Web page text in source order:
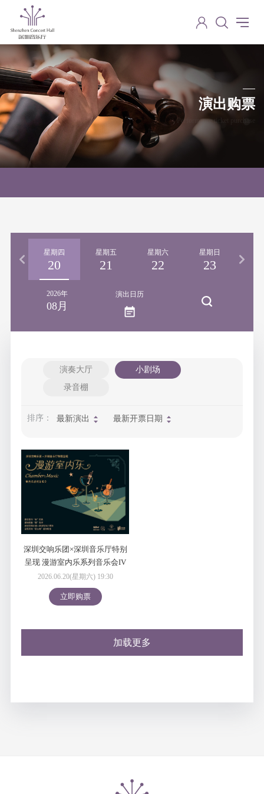
演出购票
Performance ticket purchase
星期四
20
星期五
21
星期六
22
星期日
23
2026年
08月
演出日历
演奏大厅
小剧场
录音棚
排序： 最新演出 最新开票日期
深圳交响乐团×深圳音乐厅特别
呈现 漫游室内乐系列音乐会IV
木管万花筒：从利盖蒂到蒂尔的
奇幻之旅
2026.06.20(星期六) 19:30
立即购票
加载更多